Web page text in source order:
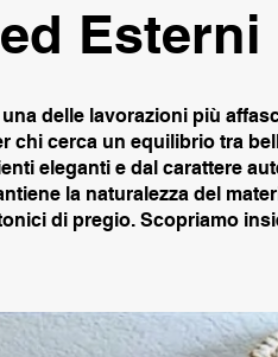
Esterni
delle lavorazioni più
cerca un equilibrio tra
eleganti e dal carattere
la naturalezza del
di pregio. Scopriamo